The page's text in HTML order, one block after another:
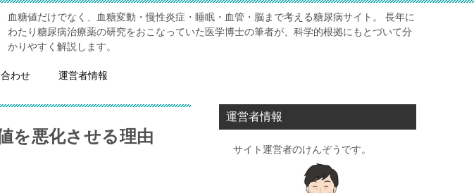
血糖値だけでなく、血糖変動・慢性炎症・睡眠・血管・脳まで考える糖尿病サイト。 長年に
わたり糖尿病治療薬の研究をおこなっていた医学博士の筆者が、科学的根拠にもとづいて分
かりやすく解説します。
わせ 運営者情報
を悪化させる理由
運営者情報
サイト運営者のけんぞうです。